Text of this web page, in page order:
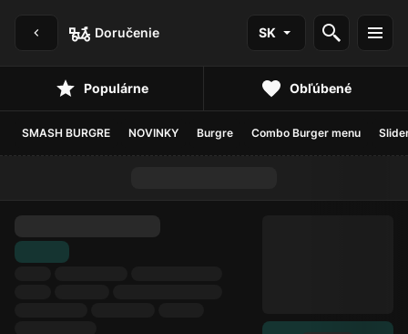
Doručenie SK
Populárne Obľúbené
SMASH BURGRE NOVINKY Burgre Combo Burger menu